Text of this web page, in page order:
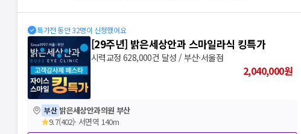
특가전 동안 32명이 신청했어요
[29주년] 밝은세상안과 스마일라식 킹특가
시력교정 628,000건 달성 / 부산·서울점
2,040,000원
부산 밝은세상안과의원 부산
9.7(402)· 서면역 140m